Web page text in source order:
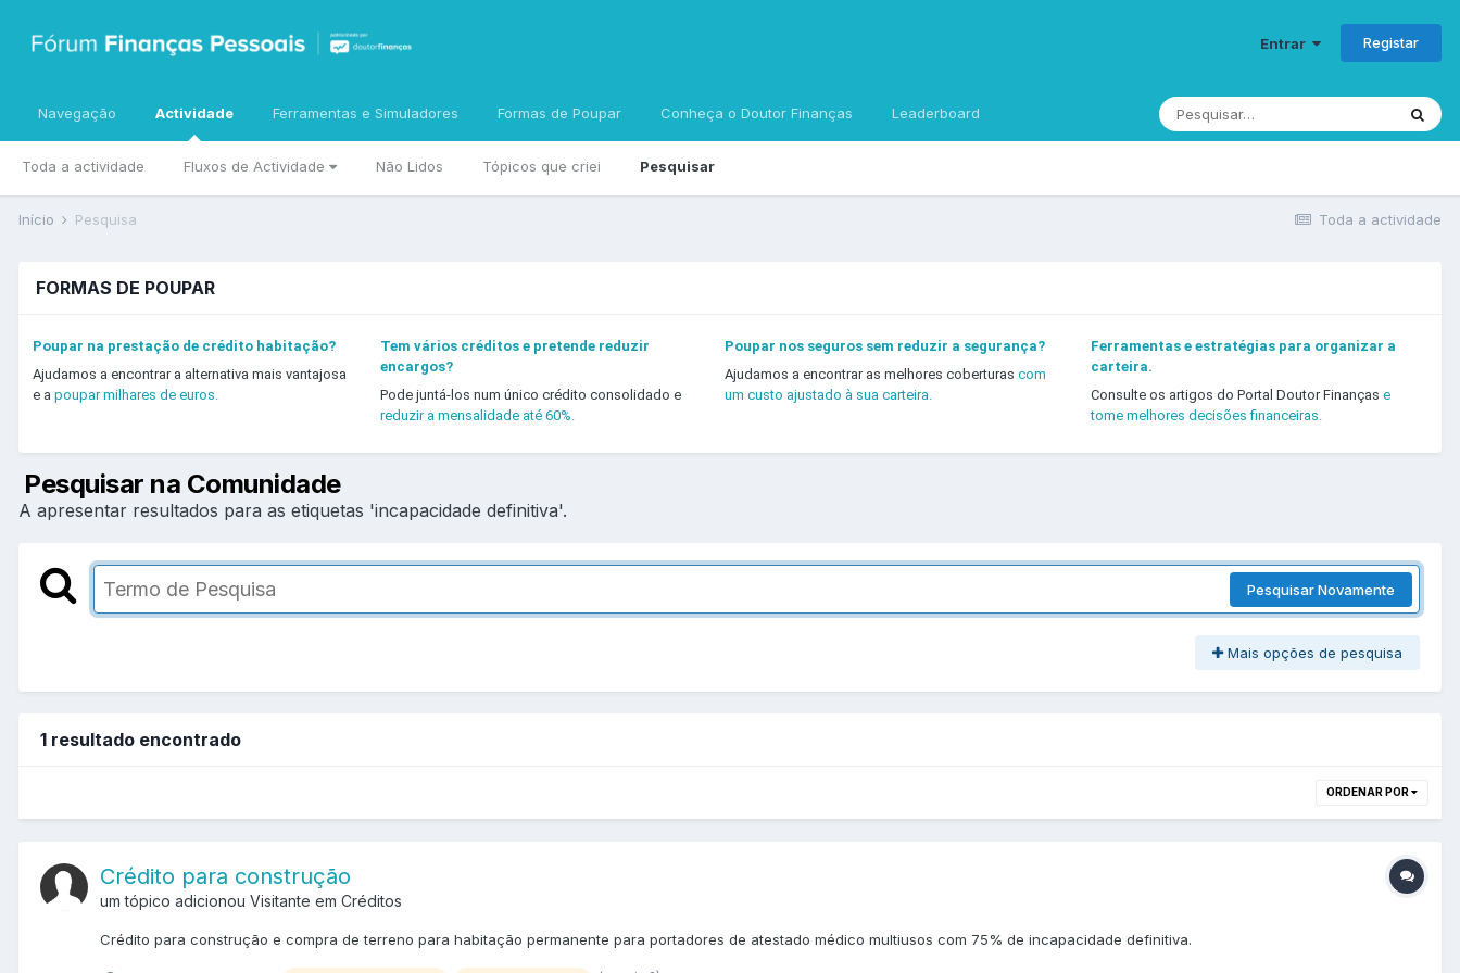
Entrar Registar
Navegação Actividade
Toda a actividade Fluxos de Actividade Não Lidos Tópicos que criei Pesquisar
Ferramentas e Simuladores Formas de Poupar Conheça o Doutor Finanças Leaderboard
Toda a actividade
Início Pesquisa
FORMAS DE POUPAR
Poupar na prestação de crédito habitação?
Ajudamos a encontrar a alternativa mais vantajosa
e a poupar milhares de euros.
Tem vários créditos e pretende reduzir
encargos?
Pode juntá-los num único crédito consolidado e
reduzir a mensalidade até 60%.
Poupar nos seguros sem reduzir a segurança?
Ajudamos a encontrar as melhores coberturascom
um custo ajustado à sua carteira.
Ferramentas e estratégias para organizar a
carteira.
Consulte os artigos do Portal Doutor Finanças e
tome melhores decisões financeiras.
Pesquisar na Comunidade
A apresentar resultados para as etiquetas 'incapacidade definitiva'.
Pesquisar Novamente
Mais opções de pesquisa
1 resultado encontrado
ORDENAR POR
Crédito para construção
um tópico adicionou Visitante em Créditos
Crédito para construção e compra de terreno para habitação permanente para portadores de atestado médico multiusos com 75% de incapacidade definitiva.